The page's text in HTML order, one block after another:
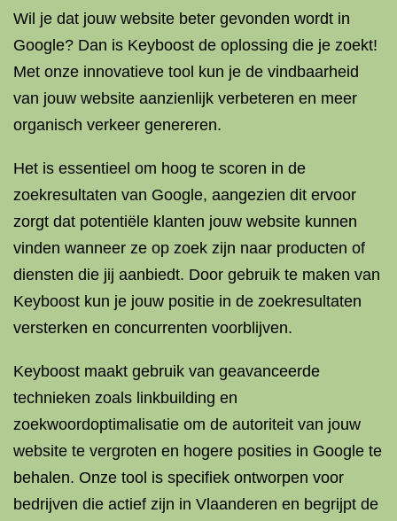
Wil je dat jouw website beter gevonden wordt in
Google? Dan is Keyboost de oplossing die je zoekt!
Met onze innovatieve tool kun je de vindbaarheid
van jouw website aanzienlijk verbeteren en meer
organisch verkeer genereren.
Het is essentieel om hoog te scoren in de
zoekresultaten van Google, aangezien dit ervoor
zorgt dat potentiële klanten jouw website kunnen
vinden wanneer ze op zoek zijn naar producten of
diensten die jij aanbiedt. Door gebruik te maken van
Keyboost kun je jouw positie in de zoekresultaten
versterken en concurrenten voorblijven.
Keyboost maakt gebruik van geavanceerde
technieken zoals linkbuilding en
zoekwoordoptimalisatie om de autoriteit van jouw
website te vergroten en hogere posities in Google te
behalen. Onze tool is specifiek ontworpen voor
bedrijven die actief zijn in Vlaanderen en begrijpt de